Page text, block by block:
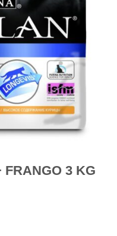
FRANGO 3 KG
FRANGO 3 KG